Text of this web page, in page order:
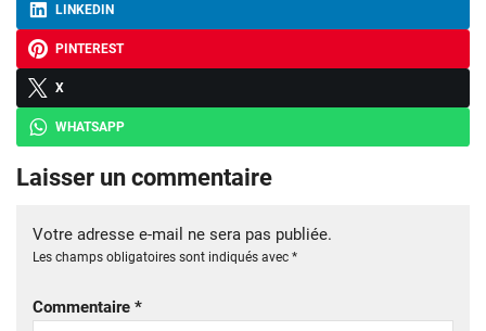
LINKEDIN
PINTEREST
X
WHATSAPP
Laisser un commentaire
Votre adresse e-mail ne sera pas publiée.
Les champs obligatoires sont indiqués avec *
Commentaire *